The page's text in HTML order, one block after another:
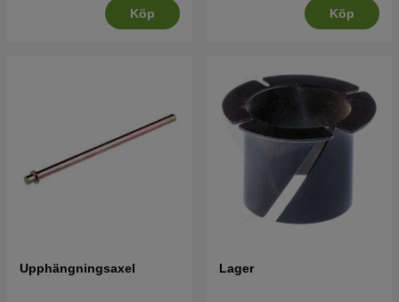
Köp Köp
Upphängningsaxel Lager